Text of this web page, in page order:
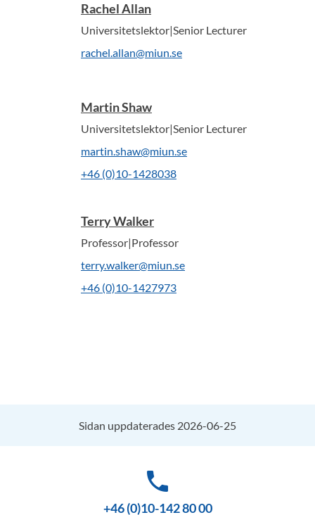
Rachel Allan
Universitetslektor|Senior Lecturer
rachel.allan@miun.se
Martin Shaw
Universitetslektor|Senior Lecturer
martin.shaw@miun.se
+46 (0)10-1428038
Terry Walker
Professor|Professor
terry.walker@miun.se
+46 (0)10-1427973
Sidan uppdaterades 2026-06-25
phone
+46 (0)10-142 80 00